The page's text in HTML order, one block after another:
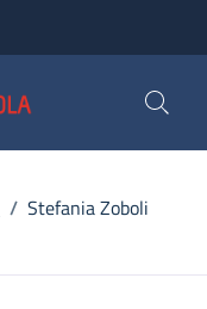
/ Stefania Zoboli